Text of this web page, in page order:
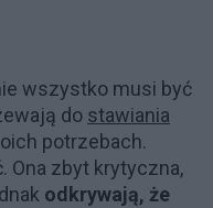
wszystko musi być
do stawiania
potrzebach.
Ona zbyt krytyczna,
odkrywają, że